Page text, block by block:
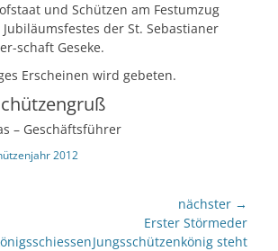
und Schützen am Festumzug
der St. Sebastianer
schaft Geseke.
Erscheinen wird gebeten.
– Geschäftsführer
2012
nächster →
Beitrag:
Erster Störmeder
Jungsschützenkönig steht